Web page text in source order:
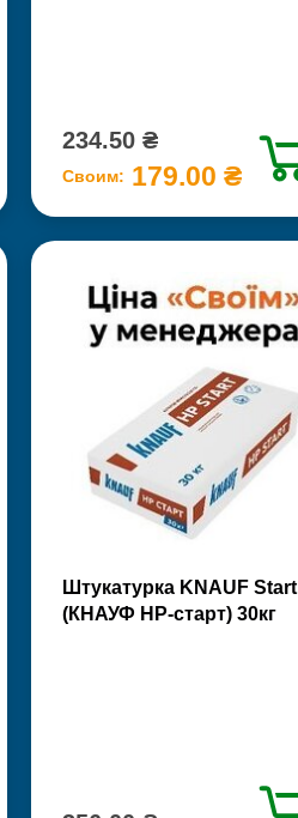
234.50 ₴
Своим: 179.00 ₴
Штукатурка KNAUF Start
(КНАУФ НР-старт) 30кг